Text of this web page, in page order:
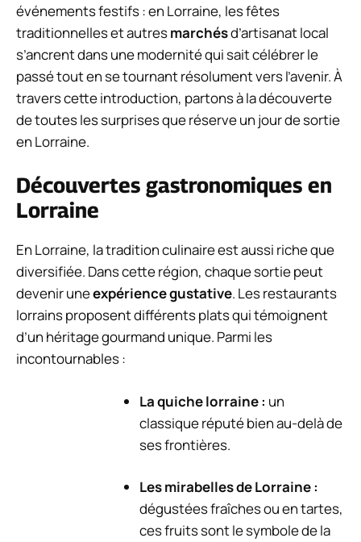
événements festifs : en Lorraine, les fêtes
traditionnelles et autresmarchésd’artisanat local
s’ancrent dans une modernité qui sait célébrer le
passé tout en se tournant résolument vers l’avenir. À
travers cette introduction, partons à la découverte
de toutes les surprises que réserve un jour de sortie
en Lorraine.
Découvertes gastronomiques en
Lorraine
En Lorraine, la tradition culinaire est aussi riche que
diversifiée. Dans cette région, chaque sortie peut
devenir uneexpérience gustative. Les restaurants
lorrains proposent différents plats qui témoignent
d’un héritage gourmand unique. Parmi les
incontournables :
La quiche lorraine : un
classique réputé bien au-delà de
ses frontières.
Les mirabelles de Lorraine :
dégustées fraîches ou en tartes,
ces fruits sont le symbole de la